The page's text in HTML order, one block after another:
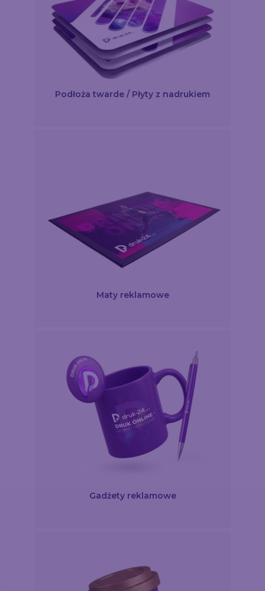
Podłoża twarde / Płyty z nadrukiem
Maty reklamowe
Gadżety reklamowe